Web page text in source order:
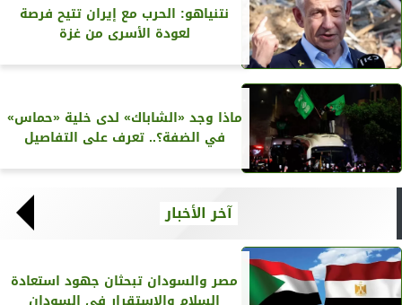
نتنياهو: الحرب مع إيران تتيح فرصة
لعودة الأسرى من غزة
ماذا وجد «الشاباك» لدى خلية «حماس»
في الضفة؟.. تعرف على التفاصيل
آخر الأخبار
مصر والسودان تبحثان جهود استعادة